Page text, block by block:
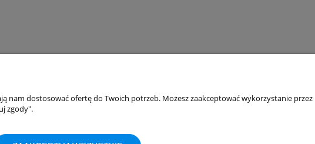
Moje konto
Ustawienia konta
Informacje o
nam dostosować ofertę do Twoich potrzeb. Możesz zaakceptować wykorzystanie
zgody".